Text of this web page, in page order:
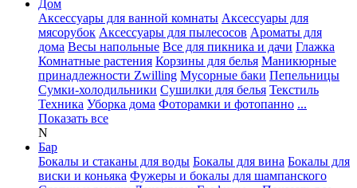
Дом
Аксессуары для ванной комнаты Аксессуары для
мясорубок Аксессуары для пылесосов Ароматы для
дома Весы напольные Все для пикника и дачи Глажка
Комнатные растения Корзины для белья Маникюрные
принадлежности Zwilling Мусорные баки Пепельницы
Сумки-холодильники Сушилки для белья Текстиль
Техника Уборка дома Фоторамки и фотопанно ...
Показать все
N
Бар
Бокалы и стаканы для воды Бокалы для вина Бокалы для
виски и коньяка Фужеры и бокалы для шампанского